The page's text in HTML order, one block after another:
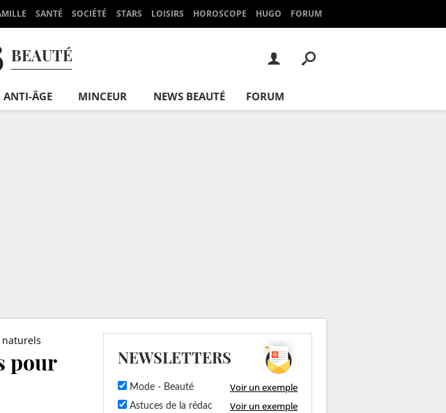
SANTÉ SOCIÉTÉ STARS LOISIRS HOROSCOPE HUGO FORUM
BEAUTÉ
ANTI-ÂGE MINCEUR NEWS BEAUTÉ FORUM
pour
NEWSLETTERS
Mode - Beauté Voir un exemple
Astuces de la rédac Voir un exemple